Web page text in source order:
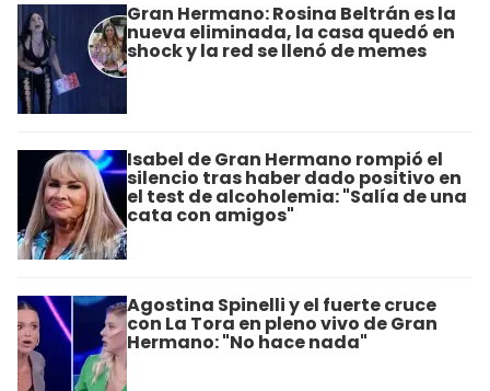
Gran Hermano: Rosina Beltrán es la
nueva eliminada, la casa quedó en
shock y la red se llenó de memes
Isabel de Gran Hermano rompió el
silencio tras haber dado positivo en
el test de alcoholemia: "Salía de una
cata con amigos"
Agostina Spinelli y el fuerte cruce
con La Tora en pleno vivo de Gran
Hermano: "No hace nada"